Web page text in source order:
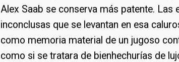
Alex Saab se conserva más patente.
inconclusas que se levantan en esa
como memoria material de un jugoso
como si se tratara de bienhechurías de